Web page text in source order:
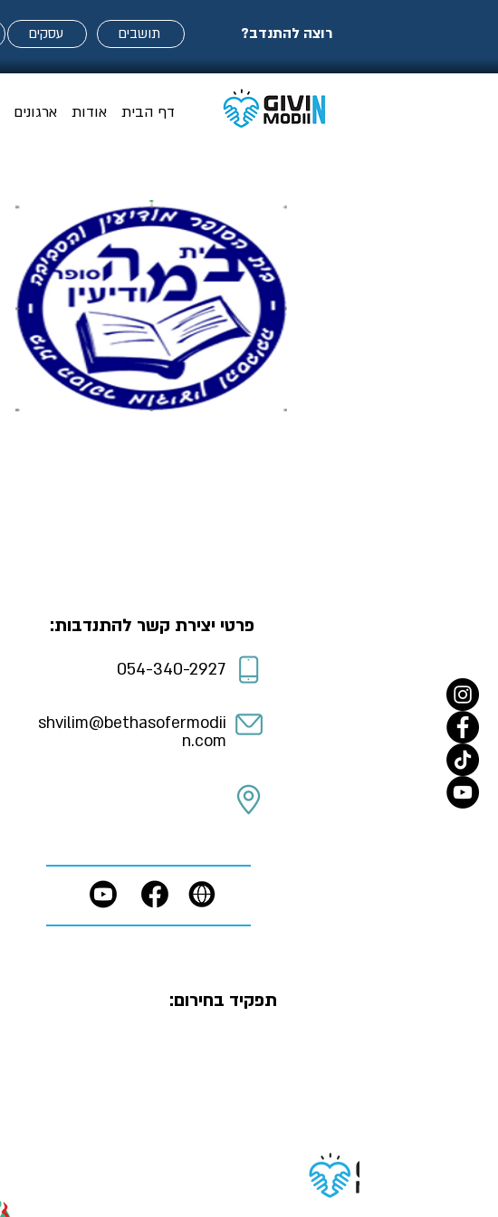
עסקים תושבים רוצה להתנדב?
דף הבית אודות ארגונים
פרטי יצירת קשר להתנדבות:
054-340-2927
shvilim@bethasofermodii
n.com
תפקיד בחירום: